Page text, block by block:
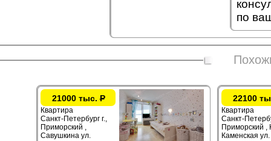
по
21000 тыс.Р
Квартира
Санкт-Петербург г.,
Приморский ,
Савушкина ул.
22100
Квартира
Санкт-
Приморский ,
Каменская ул.